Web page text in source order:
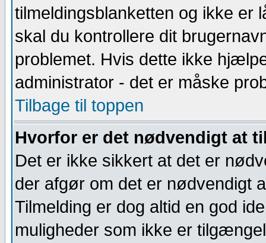
tilmeldingsblanketten og ikke er
skal du kontrollere dit
problemet. Hvis dette ikke
administrator - det er måske
Tilbage til toppen
Hvorfor er det nødvendigt at
Det er ikke sikkert at det er
der afgør om det er nødvendigt
Tilmelding er dog altid en god
muligheder som ikke er